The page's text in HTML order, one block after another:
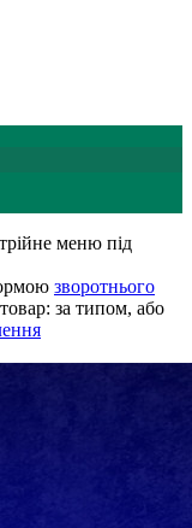
меню під
зворотнього
за типом, або